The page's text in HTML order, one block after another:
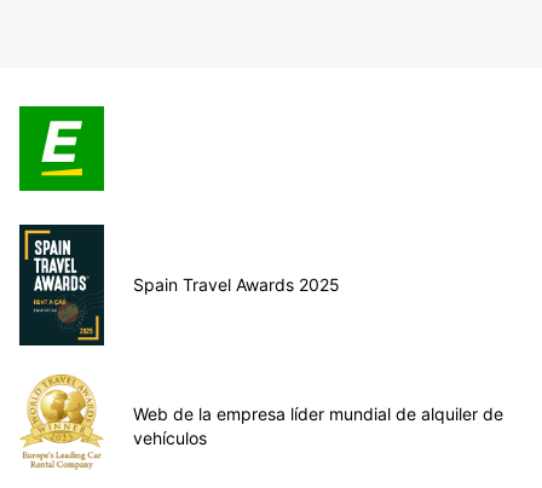
Spain Travel Awards 2025
Web de la empresa líder mundial de alquiler de
vehículos